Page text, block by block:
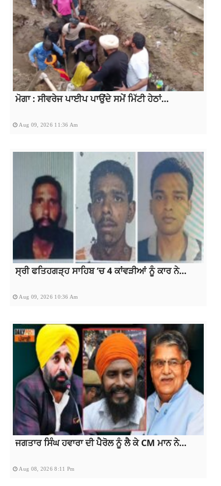
ਮੋਗਾ : ਸੀਵਰੇਜ ਪਾਈਪ ਪਾਉਂਦੇ ਸਮੇਂ ਮਿੱਟੀ ਹੇਠਾਂ...
Aug 09, 2026 11:36 Am
ਸ੍ਰੀ ਫਤਿਹਗੜ੍ਹ ਸਾਹਿਬ ‘ਚ 4 ਕਾਂਵੜੀਆਂ ਨੂੰ ਕਾਰ ਨੇ...
Aug 09, 2026 10:36 Am
ਜਗਤਾਰ ਸਿੰਘ ਹਵਾਰਾ ਦੀ ਪੈਰੋਲ ਨੂੰ ਲੈ ਕੇ CM ਮਾਨ ਨੇ...
Aug 08, 2026 8:11 Pm